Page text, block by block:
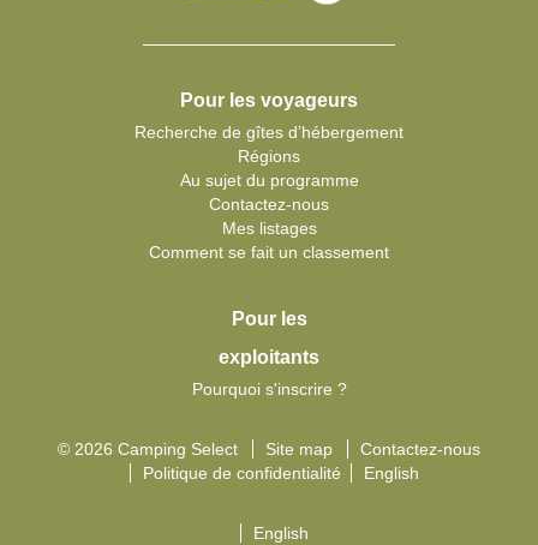
Pour les voyageurs
Recherche de gîtes d’hébergement
Régions
Au sujet du programme
Contactez-nous
Mes listages
Comment se fait un classement
Pour les
exploitants
Pourquoi s'inscrire ?
© 2026 Camping Select Site map
Contactez-nous
Politique de confidentialité
English
English